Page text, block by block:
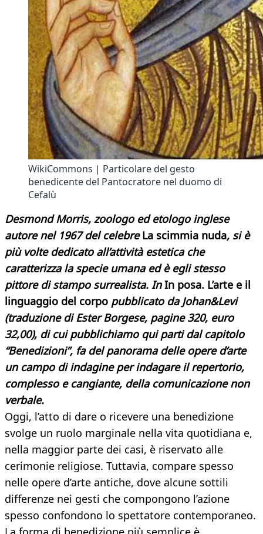
WikiCommons | Particolare del gesto
benedicente del Pantocratore nel duomo di
Cefalù
Desmond Morris, zoologo ed etologo inglese
autore nel 1967 del celebre La scimmia nuda, si è
più volte dedicato all’attività estetica che
caratterizza la specie umana ed è egli stesso
pittore di stampo surrealista. In In posa. L’arte e il
linguaggio del corpo pubblicato da Johan&Levi
(traduzione di Ester Borgese, pagine 320, euro
32,00), di cui pubblichiamo qui parti dal capitolo
“Benedizioni”, fa del panorama delle opere d’arte
un campo di indagine per indagare il repertorio,
complesso e cangiante, della comunicazione non
verbale.
Oggi, l’atto di dare o ricevere una benedizione
svolge un ruolo marginale nella vita quotidiana e,
nella maggior parte dei casi, è riservato alle
cerimonie religiose. Tuttavia, compare spesso
nelle opere d’arte antiche, dove alcune sottili
differenze nei gesti che compongono l’azione
spesso confondono lo spettatore contemporaneo.